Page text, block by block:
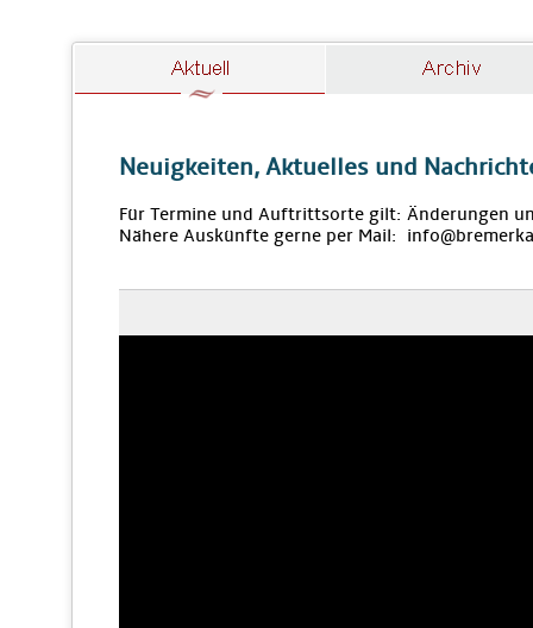
Neuigkeiten, Aktuelles und
Für Termine und Auftrittsorte gilt: Änderungen
Nähere Auskünfte gerne per Mail: